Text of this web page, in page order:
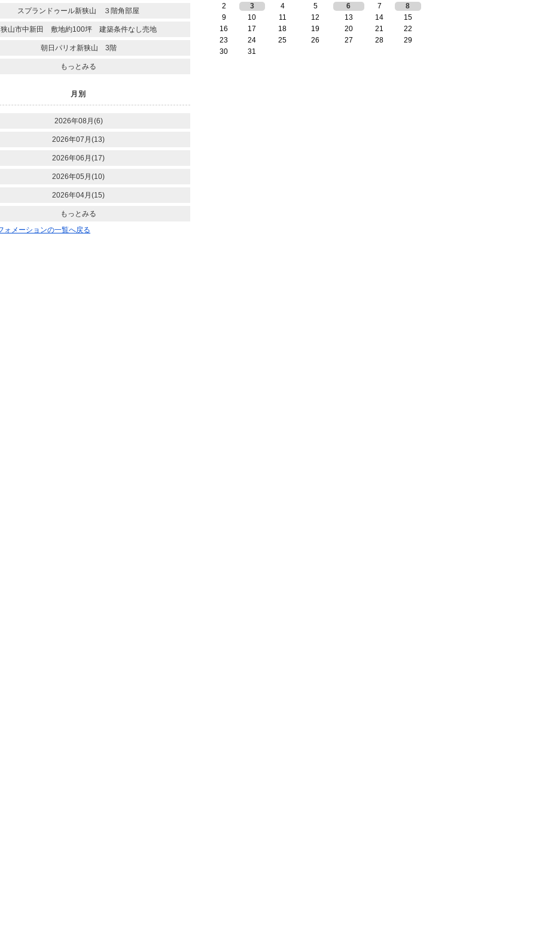
スプランドゥール新狭山 ３階角部屋
狭山市中新田 敷地約100坪 建築条件なし売地
朝日パリオ新狭山 3階
もっとみる
2
3 4 5 6 7
8
9
10 11 12 13 14
15
16
17 18 19 20 21
22
23
24 25 26 27 28
29
30
31
月別
2026年08月(6)
2026年07月(13)
2026年06月(17)
2026年05月(10)
2026年04月(15)
もっとみる
ォメーションの一覧へ戻る